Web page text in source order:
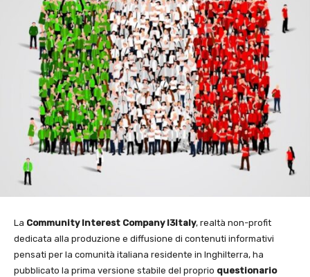
La Community Interest Company I3Italy, realtà non-profit
dedicata alla produzione e diffusione di contenuti informativi
pensati per la comunità italiana residente in Inghilterra, ha
pubblicato la prima versione stabile del proprio questionario